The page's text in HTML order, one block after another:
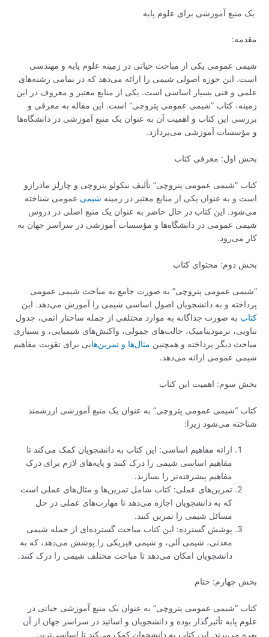
آموزشی برای علوم پایه
عمومی یکی از مباحث حیاتی در زمینه علوم پایه و مهندسی
این حوزه اصولی شیمی را ارائه می‌دهد که در تمامی رشته‌های
و فنی بسیار اساسی است. یکی از منابع معتبر و معروف در این
کتاب “شیمی عمومی پتروچی” است. این مقاله به معرفی و
این کتاب و اهمیت آن به عنوان یک منبع آموزشی در دانشگاه‌ها
آموزشی می‌پردازد.
اول: معرفی کتاب
“شیمی عمومی پتروچی” تألیف نیکولو پتروچی و چارلز مادرازو
و به عنوان یکی از منابع معتبر در زمینه شیمی عمومی شناخته
این کتاب در حال حاضر به عنوان یک منبع اصلی در دروس
عمومی در دانشگاه‌ها و مؤسسات آموزشی در سراسر جهان به
می‌رود.
دوم: محتوای کتاب
عمومی پتروچی” به صورت جامع به مباحث شیمی عمومی
و به دانشجویان اصول اساسی شیمی را آموزش می‌دهد. این
به صورت جداگانه به موارد مختلفی از جمله ساختار اتمی، جدول
ترمودینامیک، حالت‌های جمولی، واکنش‌های شیمیایی، و بسیاری
دیگر پرداخته و همچنینمثال‌ها و تمرین‌هایی برای تقویت مفاهیم
عمومی ارائه می‌دهد.
سوم: اهمیت این کتاب
“شیمی عمومی پتروچی” به عنوان یک منبع آموزشی ارزشمند
می‌شود زیرا:
ارائه مفاهیم اساسی: این کتاب به دانشجویان کمک می‌کند تا
مفاهیم اساسی شیمی را درک کنند و پایه‌های لازم برای درک
مفاهیم پیشرفته‌تر را بسازند.
تمرین‌های عملی: کتاب شامل تمرین‌ها و مثال‌های عملی است
که به دانشجویان اجازه می‌دهد تا مهارت‌های عملی در حل
مسائل شیمی را تمرین کنند.
پوشش گسترده: این کتاب مباحث گسترده‌ای از جمله شیمی
معدنی، شیمی آلی، و شیمی فیزیکی را پوشش می‌دهد، که به
دانشجویان امکان می‌دهد تا مباحث مختلف شیمی را درک کنند.
چهارم: ختام
“شیمی عمومی پتروچی” به عنوان یک منبع آموزشی حیاتی در
پایه تأثیرگذار بوده و دانشجویان و اساتید در سراسر جهان از آن
می‌برند. این کتاب به دانشجوان کمک می‌کند تا اساسی‌ترین